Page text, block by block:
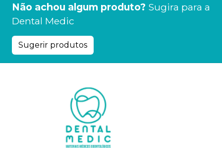
Não achou algum produto? Sugira para a
Dental Medic
Sugerir produtos